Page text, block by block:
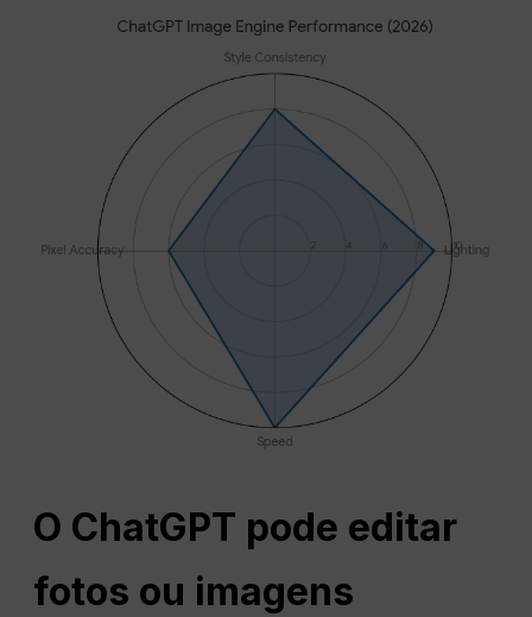
O ChatGPT pode editar
fotos ou imagens